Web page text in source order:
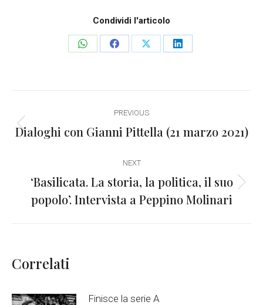
Condividi l'articolo
Share
Share
Share
Share
navigation
PREVIOUS
Previous
Dialoghi con Gianni Pittella (21 marzo 2021)
NEXT
Next
post:
‘Basilicata. La storia, la politica, il suo
popolo’. Intervista a Peppino Molinari
Correlati
Finisce la serie A